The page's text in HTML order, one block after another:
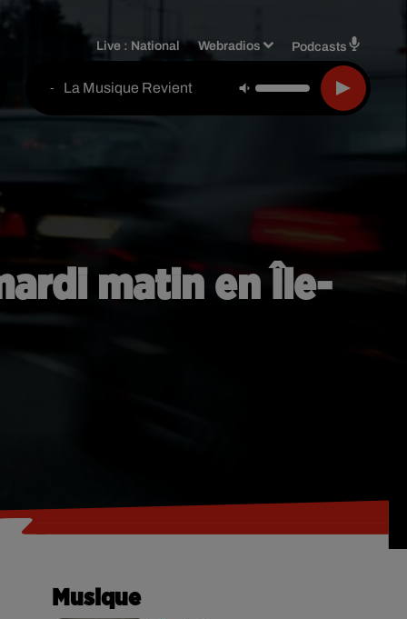
Live : National Webradios Podcasts
- La Musique Revient
matin en Île-
Musique